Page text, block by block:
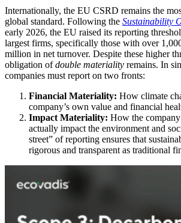
Internationally, the EU CSRD remains the
global standard. Following the Sustainability
early 2026, the EU raised its reporting
largest firms, specifically those with over
million in net turnover. Despite these higher
obligation ofdouble materiality remains. In
companies must report on two fronts:
Financial Materiality: How climate
company’s own value and financial
Impact Materiality: How the
actually impact the environment and
street” of reporting ensures that
rigorous and transparent as traditional